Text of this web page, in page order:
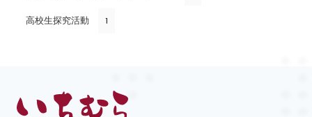
高校生探究活動 1